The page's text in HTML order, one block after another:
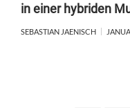
in einer hybriden
SEBASTIAN JAENISCH